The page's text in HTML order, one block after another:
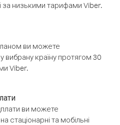
за низькими тарифами Viber.
ви можете
вибрану країну протягом 30
Viber.
ви можете
стаціонарні та мобільні